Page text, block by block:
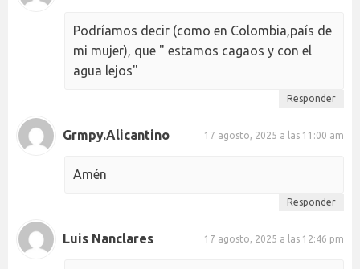
Podríamos decir (como en Colombia,país de
mi mujer), que " estamos cagaos y con el
agua lejos"
Responder
Grmpy.Alicantino 17 agosto, 2025 a las 11:00 am
Amén
Responder
Luis Nanclares 17 agosto, 2025 a las 12:46 pm